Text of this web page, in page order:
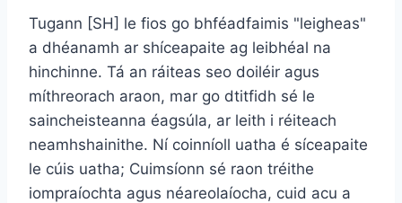
Tugann [SH] le fios go bhféadfaimis "leigheas"
a dhéanamh ar shíceapaite ag leibhéal na
hinchinne. Tá an ráiteas seo doiléir agus
míthreorach araon, mar go dtitfidh sé le
saincheisteanna éagsúla, ar leith i réiteach
neamhshainithe. Ní coinníoll uatha é síceapaite
le cúis uatha; Cuimsíonn sé raon tréithe
iompraíochta agus néareolaíocha, cuid acu a